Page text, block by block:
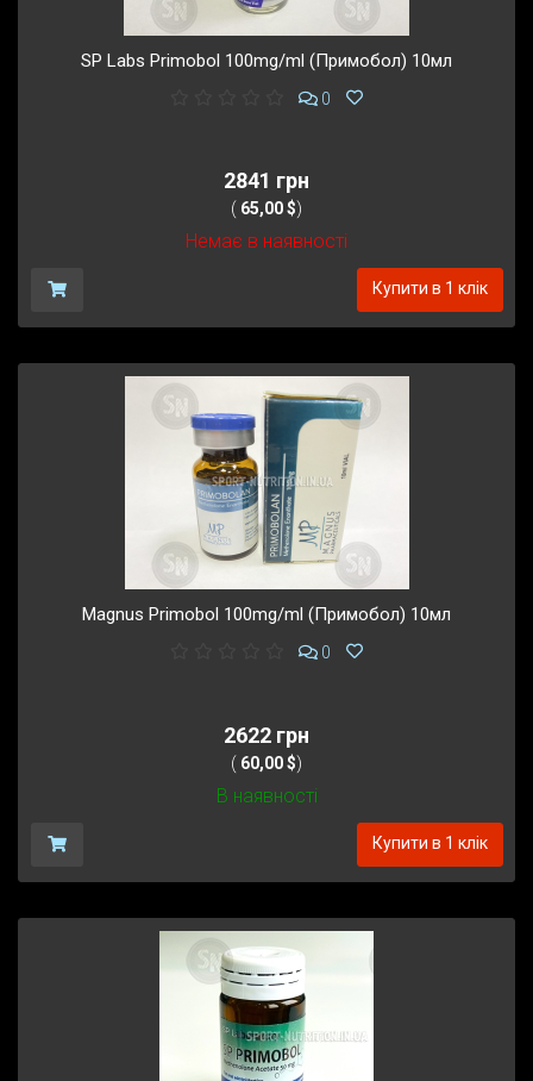
SP Labs Primobol 100mg/ml (Примобол) 10мл
0
2841 грн
( 65,00 $)
Немає в наявності
Купити в 1 клік
Magnus Primobol 100mg/ml (Примобол) 10мл
0
2622 грн
( 60,00 $)
В наявності
Купити в 1 клік